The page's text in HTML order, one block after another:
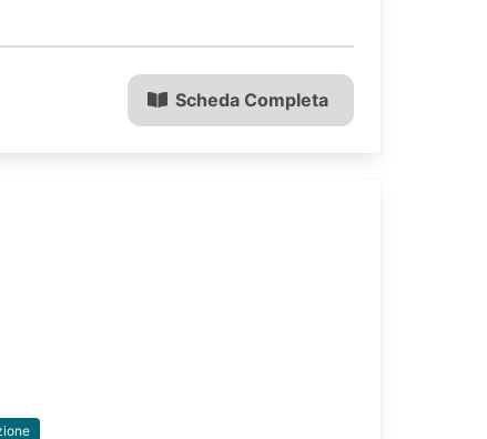
Scheda Completa